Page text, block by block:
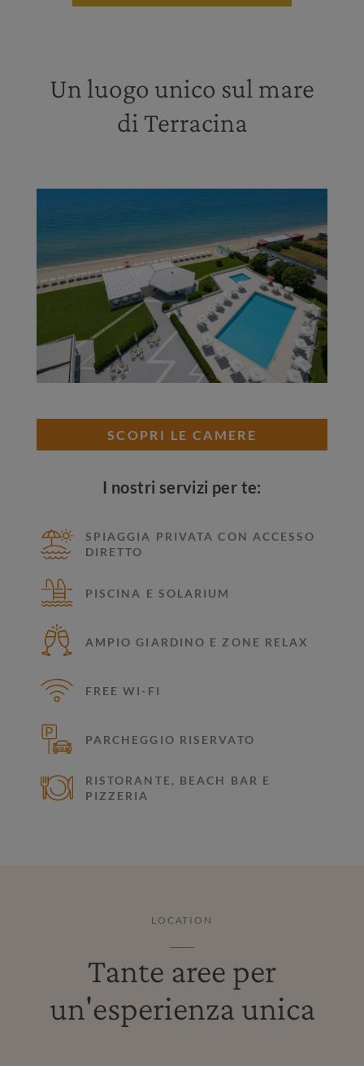
Un luogo unico sul mare
di Terracina
SCOPRI LE CAMERE
I nostri servizi per te:
SPIAGGIA PRIVATA CON ACCESSO
DIRETTO
PISCINA E SOLARIUM
AMPIO GIARDINO E ZONE RELAX
FREE WI-FI
PARCHEGGIO RISERVATO
RISTORANTE, BEACH BAR E
PIZZERIA
LOCATION
Tante aree per
un'esperienza unica